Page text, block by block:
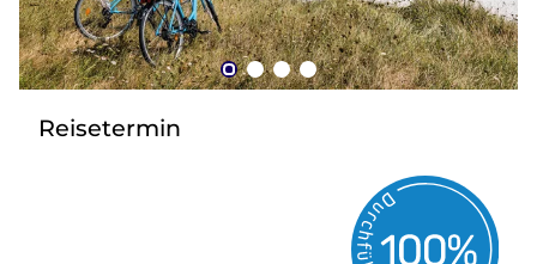
Reisetermin